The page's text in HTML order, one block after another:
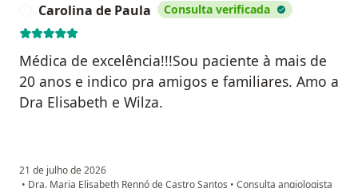
Carolina de Paula Consulta verificada
Médica de excelência!!!Sou paciente à mais de
20 anos e indico pra amigos e familiares. Amo a
Dra Elisabeth e Wilza.
21 de julho de 2026
• Dra. Maria Elisabeth Rennó de Castro Santos • Consulta angiologista